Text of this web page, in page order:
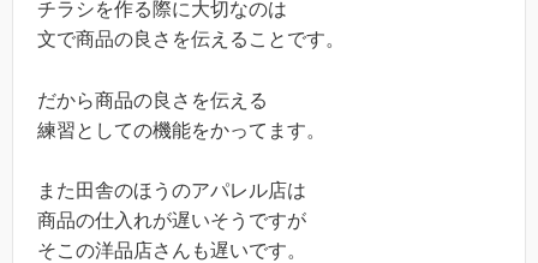
チラシを作る際に大切なのは
文で商品の良さを伝えることです。
だから商品の良さを伝える
練習としての機能をかってます。
また田舎のほうのアパレル店は
商品の仕入れが遅いそうですが
そこの洋品店さんも遅いです。